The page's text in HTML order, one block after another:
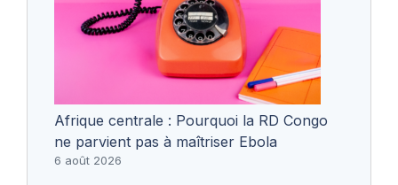
Afrique centrale : Pourquoi la RD Congo
ne parvient pas à maîtriser Ebola
6 août 2026